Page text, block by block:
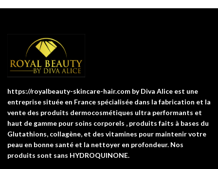
https://royalbeauty-skincare-hair.com by Diva Alice est une
entreprise située en France spécialisée dans la fabrication et la
vente des produits dermocosmétiques ultra performants et
haut de gamme pour soins corporels , produits faits à bases du
Glutathions, collagène, et des vitamines pour maintenir votre
peau en bonne santé et la nettoyer en profondeur. Nos
produits sont sans HYDROQUINONE.